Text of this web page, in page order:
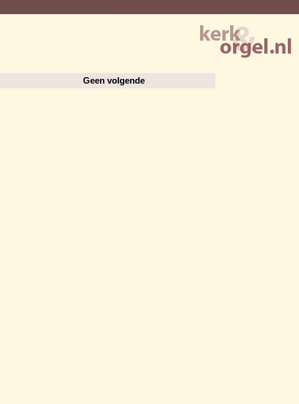
Geen volgende